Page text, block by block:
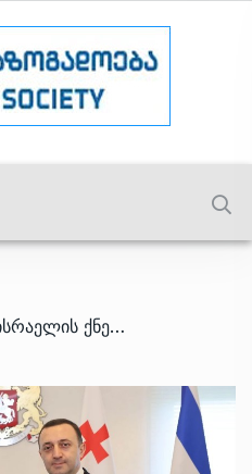
/ ირაკლი ღარიბაშვილი ისრაელის ქნესეთის სპიკერს შეხვდა – რაზე ისაუბრეს?